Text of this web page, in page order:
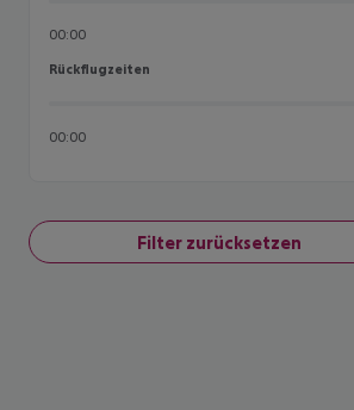
00:00
Rückflugzeiten
Rückflugzeiten
00:00
Filter zurücksetzen